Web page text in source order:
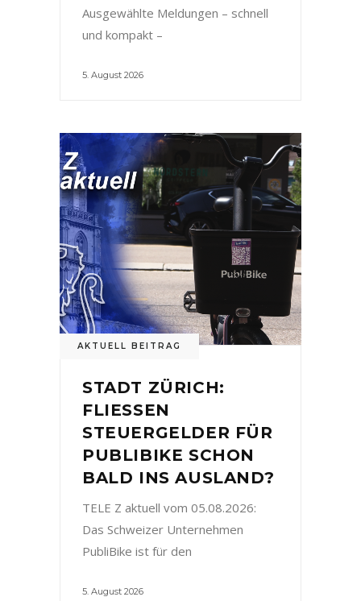
Ausgewählte Meldungen – schnell
und kompakt –
5. August 2026
AKTUELL BEITRAG
STADT ZÜRICH:
FLIESSEN
STEUERGELDER FÜR
PUBLIBIKE SCHON
BALD INS AUSLAND?
TELE Z aktuell vom 05.08.2026:
Das Schweizer Unternehmen
PubliBike ist für den
5. August 2026